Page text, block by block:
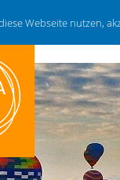
Webseite nutzen,